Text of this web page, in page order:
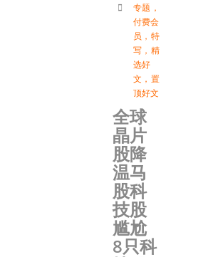
专题 ，
付费会
员 ， 特
写 ， 精
选好
文 ， 置
顶好文
全球
晶片
股降
温马
股科
技股
尴尬
8只科